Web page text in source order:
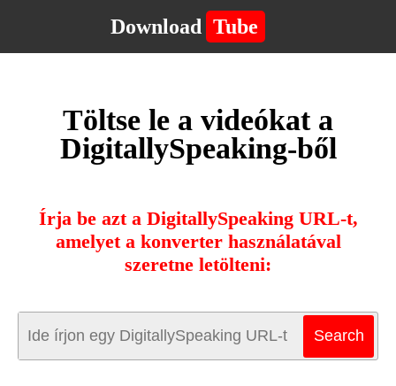
Download Tube
Töltse le a videókat a
DigitallySpeaking-ből
Írja be azt a DigitallySpeaking URL-t,
amelyet a konverter használatával
szeretne letölteni: